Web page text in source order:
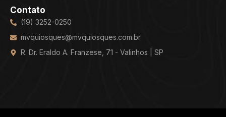
Contato
(19) 3252-0250
mvquiosques@mvquiosques.com.br
R. Dr. Eraldo A. Franzese, 71 - Valinhos | SP